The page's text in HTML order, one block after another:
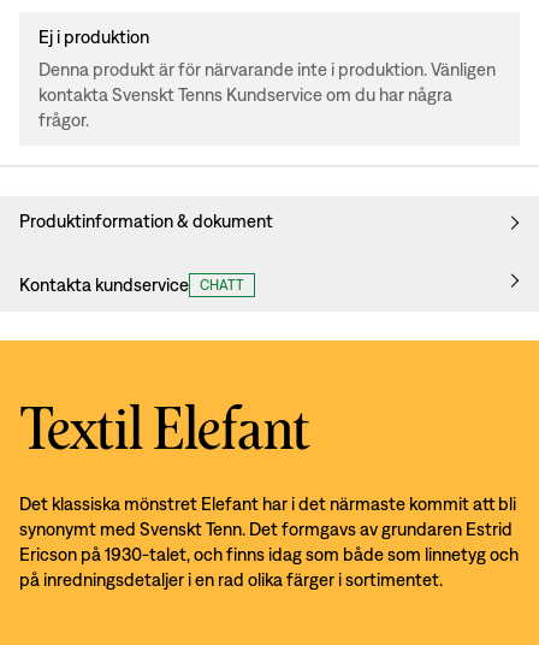
Ej i produktion
Denna produkt är för närvarande inte i produktion. Vänligen
kontakta Svenskt Tenns Kundservice om du har några
frågor.
Produktinformation & dokument
Kontakta kundservice CHATT
Textil Elefant
Det klassiska mönstret Elefant har i det närmaste kommit att bli
synonymt med Svenskt Tenn. Det formgavs av grundaren Estrid
Ericson på 1930-talet, och finns idag som både som linnetyg och
på inredningsdetaljer i en rad olika färger i sortimentet.